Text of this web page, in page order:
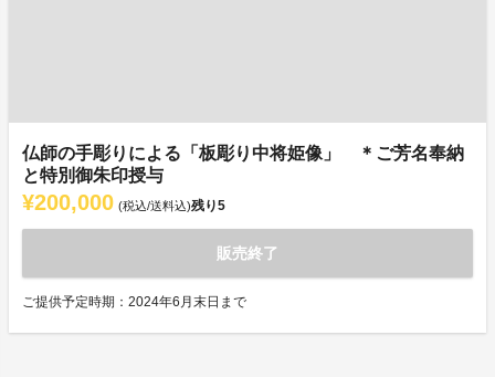
仏師の手彫りによる「板彫り中将姫像」 ＊ご芳名奉納
と特別御朱印授与
¥200,000 (税込/送料込)残り5
販売終了
ご提供予定時期：2024年6月末日まで